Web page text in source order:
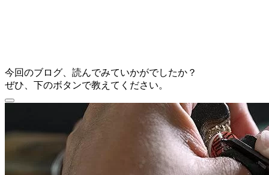
今回のブログ、読んでみていかがでしたか？
ぜひ、下のボタンで教えてください。